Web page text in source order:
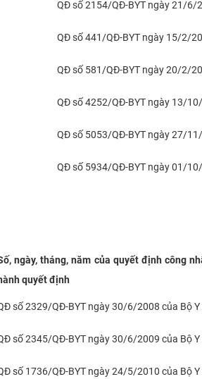
QĐ số 2154/QĐ-BYT ngày 21/6/
QĐ số 441/QĐ-BYT ngày 15/2/
QĐ số 581/QĐ-BYT ngày 20/2/
QĐ số 4252/QĐ-BYT ngày 13/
QĐ số 5053/QĐ-BYT ngày 27/
​QĐ số 5934/QĐ-BYT ngày 01/
ngày, tháng, năm của quyết định công
quyết định
số 2329/QĐ-BYT ngày 30/6/2008 của Bộ Y
số 2345/QĐ-BYT ngày 30/6/2009 của Bộ Y
số 1736/QĐ-BYT ngày 24/5/2010 của Bộ Y